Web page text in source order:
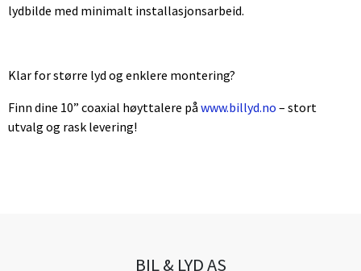
lydbilde med minimalt installasjonsarbeid.
Klar for større lyd og enklere montering?
Finn dine 10” coaxial høyttalere på www.billyd.no – stort
utvalg og rask levering!
BIL & LYD AS